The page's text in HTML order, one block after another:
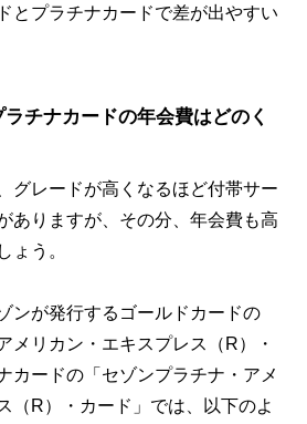
とプラチナカードで差が出やすい
チナカードの年会費はどのく
グレードが高くなるほど付帯サー
ありますが、その分、年会費も高
ょう。
ンが発行するゴールドカードの
メリカン・エキスプレス（R）・
カードの「セゾンプラチナ・アメ
（R）・カード」では、以下のよ